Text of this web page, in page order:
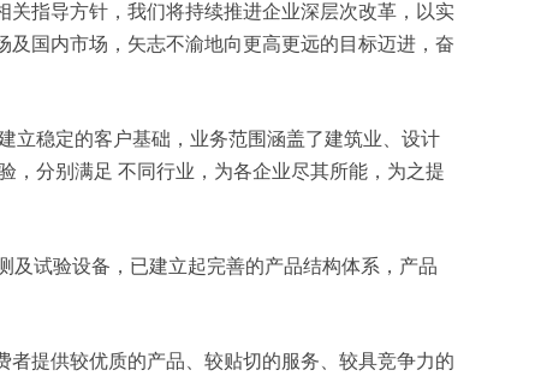
指导方针，我们将持续推进企业深层次改革，以实
国内市场，矢志不渝地向更高更远的目标迈进，奋
立稳定的客户基础，业务范围涵盖了建筑业、设计
，分别满足 不同行业，为各企业尽其所能，为之提
及试验设备，已建立起完善的产品结构体系，产品
提供较优质的产品、较贴切的服务、较具竞争力的